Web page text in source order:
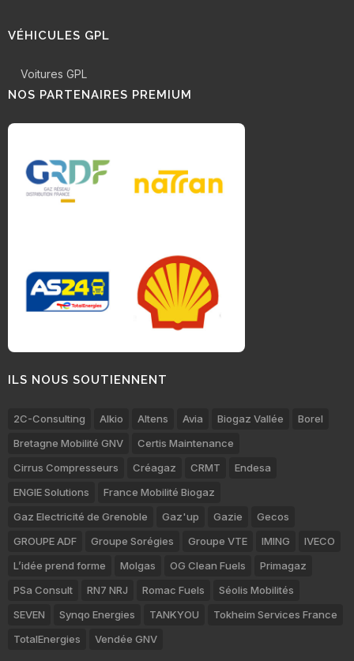
VÉHICULES GPL
Voitures GPL
NOS PARTENAIRES PREMIUM
ILS NOUS SOUTIENNENT
2C-Consulting Alkio Altens Avia Biogaz Vallée
Borel
Bretagne Mobilité GNV
Certis Maintenance
Cirrus Compresseurs
Créagaz CRMT
Endesa
ENGIE Solutions
France Mobilité Biogaz
Gaz Electricité de Grenoble
Gaz'up Gazie
Gecos
GROUPE ADF
Groupe Sorégies Groupe VTE IMING
IVECO
L’idée prend forme
Molgas OG Clean Fuels
Primagaz
PSa Consult
RN7 NRJ Romac Fuels
Séolis Mobilités
SEVEN
Synqo Energies TANKYOU
Tokheim Services France
TotalEnergies
Vendée GNV